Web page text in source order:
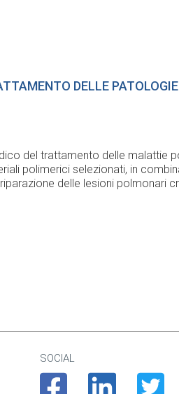
DELLE
del trattamento delle malattie
polimerici selezionati, in
delle lesioni polmonari
SOCIAL
FacebookLinkedin